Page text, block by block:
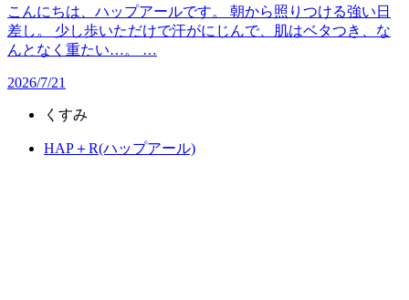
こんにちは、ハップアールです。 朝から照りつける強い日
差し。 少し歩いただけで汗がにじんで、肌はベタつき、な
んとなく重たい…。 …
2026/7/21
くすみ
HAP＋R(ハップアール)